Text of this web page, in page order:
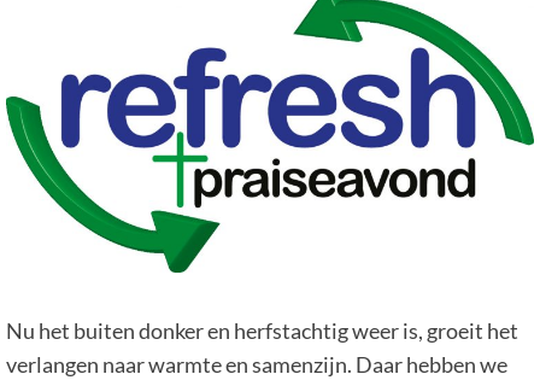
Nu het buiten donker en herfstachtig weer is, groeit het
verlangen naar warmte en samenzijn. Daar hebben we